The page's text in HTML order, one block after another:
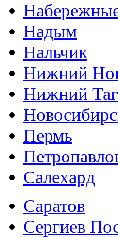
Надым
Нальчик
Нижний
Нижний
Пермь
Салехард
Саратов
Сергиев